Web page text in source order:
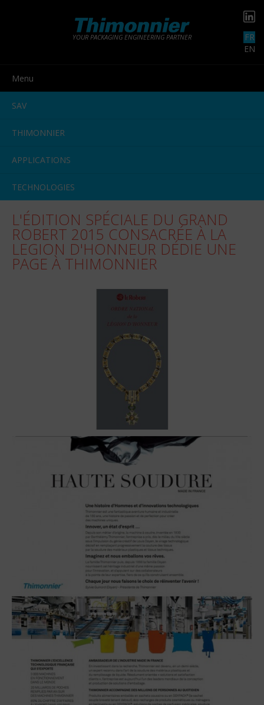
FR
EN
YOUR PACKAGING ENGINEERING PARTNER
Menu
SAV
THIMONNIER
APPLICATIONS
TECHNOLOGIES
L'ÉDITION SPÉCIALE DU GRAND
ROBERT 2015 CONSACRÉE À LA
LEGION D'HONNEUR DÉDIE UNE
PAGE À THIMONNIER